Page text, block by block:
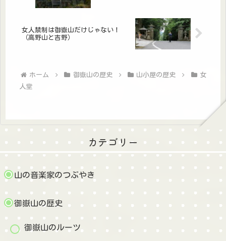
女人禁制は御嶽山だけじゃない！
（高野山と吉野）
ホーム 御嶽山の歴史 山小屋の歴史
女
人堂
カテゴリー
山の音楽家のつぶやき
御嶽山の歴史
御嶽山のルーツ